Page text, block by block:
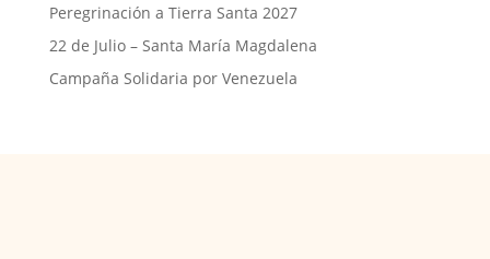
Peregrinación a Tierra Santa 2027
22 de Julio – Santa María Magdalena
Campaña Solidaria por Venezuela